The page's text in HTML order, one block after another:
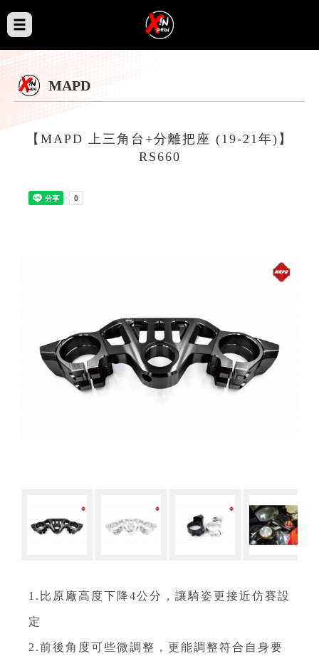
MAPD
【MAPD 上三角台+分離把座 (19-21年)】
RS660
1.比原廠高度下降4公分，讓騎姿更接近仿賽設
定
2.前後角度可些微調整，更能調整符合自身要